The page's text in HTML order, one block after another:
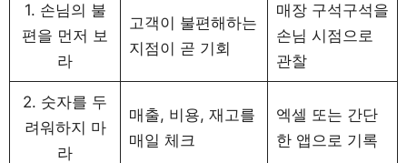
1. 손님의 불
편을 먼저 보
라
고객이 불편해하는
지점이 곧 기회
매장 구석구석을
손님 시점으로
관찰
2. 숫자를 두
려워하지 마
라
매출, 비용, 재고를
매일 체크
엑셀 또는 간단
한 앱으로 기록